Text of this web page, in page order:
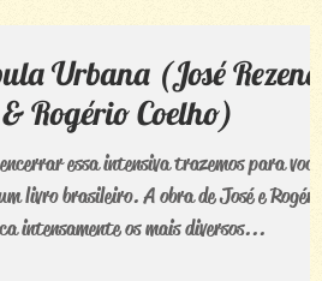
Urbana (José Rezende
Rogério Coelho)
essa intensiva trazemos para você
livro brasileiro. A obra de José e Rogério,
intensamente os mais diversos...